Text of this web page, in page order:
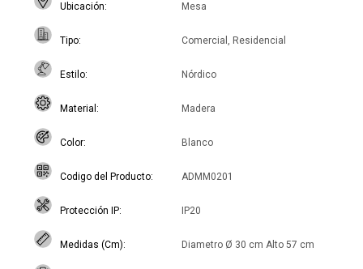
Ubicación Mesa
Tipo Comercial, Residencial
Estilo Nórdico
Material Madera
Color Blanco
Codigo del Producto ADMM0201
Protección IP IP20
Medidas (Cm) Diametro Ø 30 cm Alto 57 cm